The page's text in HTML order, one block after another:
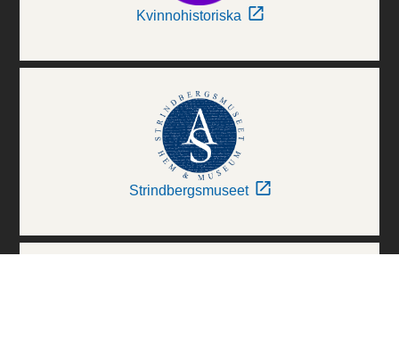
Kvinnohistoriska
Strindbergsmuseet